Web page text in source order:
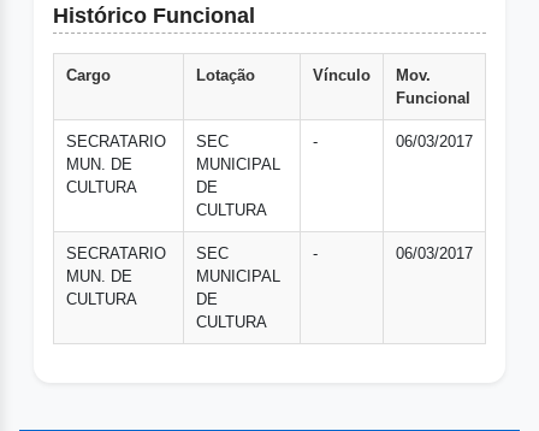
Histórico Funcional
Cargo Lotação Vínculo
Mov.
Funcional
SECRATARIO
MUN. DE
CULTURA
SEC
MUNICIPAL
DE
CULTURA
- 06/03/2017
SECRATARIO
MUN. DE
CULTURA
SEC
MUNICIPAL
DE
CULTURA
- 06/03/2017